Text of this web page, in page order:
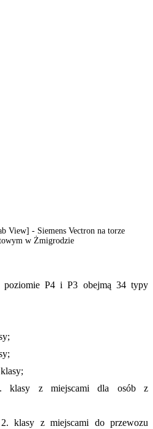
View] - Siemens Vectron na torze
w Żmigrodzie
poziomie P4 i P3 obejmą 34 typy
klasy z miejscami dla osób z
2. klasy z miejscami do przewozu